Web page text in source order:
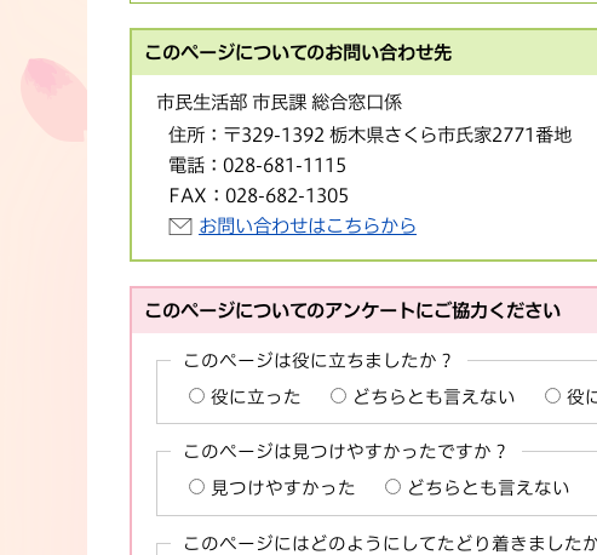
このページについてのお問い合わせ先
市民生活部 市民課 総合窓口係
住所： 〒329-1392 栃木県さくら市氏家2771番地
電話： 028-681-1115
FAX： 028-682-1305
お問い合わせはこちらから
このページについてのアンケートにご協力ください
このページは役に立ちましたか？
役に立った どちらとも言えない 役
このページは見つけやすかったですか？
見つけやすかった どちらとも言えない
このページにはどのようにしてたどり着きました